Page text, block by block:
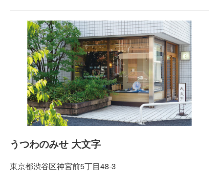
うつわのみせ 大文字
東京都渋谷区神宮前5丁目48-3